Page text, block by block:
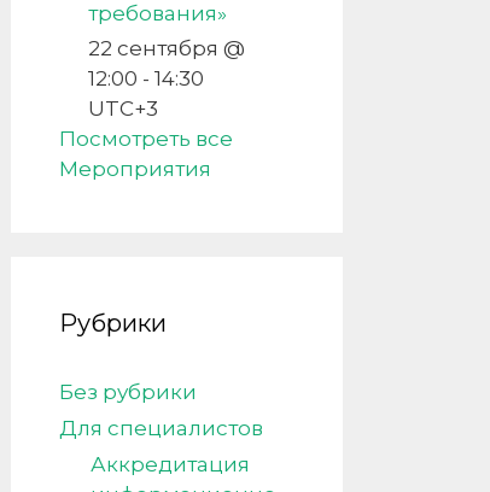
требования»
22 сентября @
12:00 - 14:30
UTC+3
Посмотреть все
Мероприятия
Рубрики
Без рубрики
Для специалистов
Аккредитация